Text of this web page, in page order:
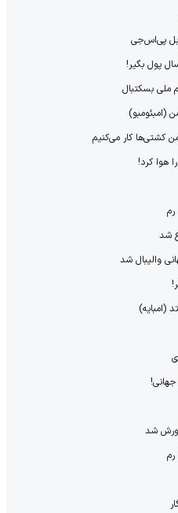
پی‌اس‌جی
پول بگیر!
ملی بسکتبال
(امبئومبو)
کشتی‌ها کار می‌کنیم
هوا کرد!
شد
والیبال شد
(امبایه)
جهانی!
شد
رم